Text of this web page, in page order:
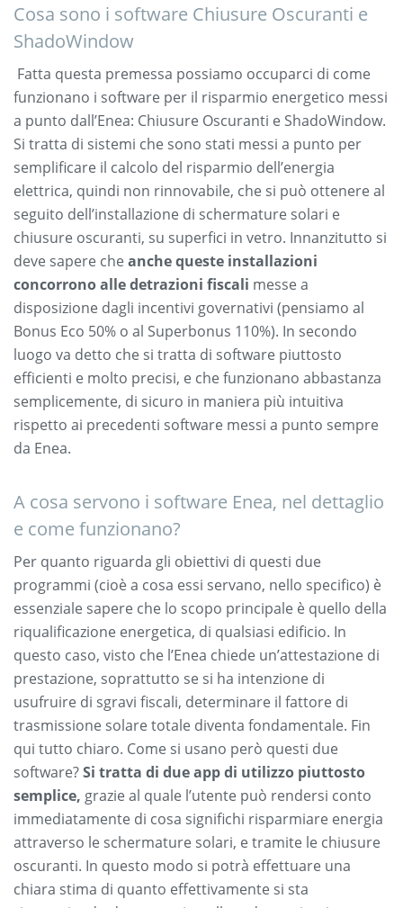
Cosa sono i software Chiusure Oscuranti e
ShadoWindow
Fatta questa premessa possiamo occuparci di come
funzionano i software per il risparmio energetico messi
a punto dall’Enea: Chiusure Oscuranti e ShadoWindow.
Si tratta di sistemi che sono stati messi a punto per
semplificare il calcolo del risparmio dell’energia
elettrica, quindi non rinnovabile, che si può ottenere al
seguito dell’installazione di schermature solari e
chiusure oscuranti, su superfici in vetro. Innanzitutto si
deve sapere che anche queste installazioni
concorrono alle detrazioni fiscali messe a
disposizione dagli incentivi governativi (pensiamo al
Bonus Eco 50% o al Superbonus 110%). In secondo
luogo va detto che si tratta di software piuttosto
efficienti e molto precisi, e che funzionano abbastanza
semplicemente, di sicuro in maniera più intuitiva
rispetto ai precedenti software messi a punto sempre
da Enea.
A cosa servono i software Enea, nel dettaglio
e come funzionano?
Per quanto riguarda gli obiettivi di questi due
programmi (cioè a cosa essi servano, nello specifico) è
essenziale sapere che lo scopo principale è quello della
riqualificazione energetica, di qualsiasi edificio. In
questo caso, visto che l’Enea chiede un’attestazione di
prestazione, soprattutto se si ha intenzione di
usufruire di sgravi fiscali, determinare il fattore di
trasmissione solare totale diventa fondamentale. Fin
qui tutto chiaro. Come si usano però questi due
software?Si tratta di due app di utilizzo piuttosto
semplice, grazie al quale l’utente può rendersi conto
immediatamente di cosa significhi risparmiare energia
attraverso le schermature solari, e tramite le chiusure
oscuranti. In questo modo si potrà effettuare una
chiara stima di quanto effettivamente si sta